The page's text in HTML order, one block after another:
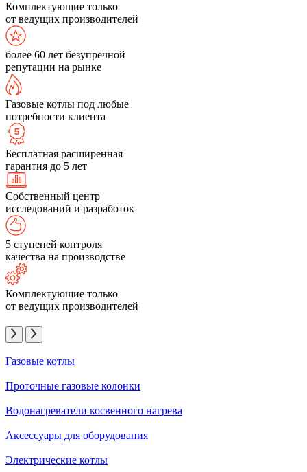
Комплектующие только
от ведущих производителей
более 60 лет безупречной
репутации на рынке
Газовые котлы под любые
потребности клиента
Бесплатная расширенная
гарантия до 5 лет
Собственный центр
исследований и разработок
5 ступеней контроля
качества на производстве
Комплектующие только
от ведущих производителей
Газовые котлы
Проточные газовые колонки
Водонагреватели косвенного нагрева
Аксессуары для оборудования
Электрические котлы